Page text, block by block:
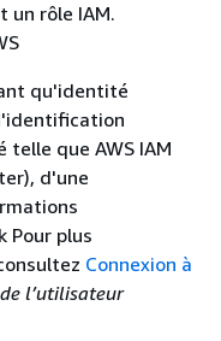
un rôle IAM.
qu'identité
que AWS IAM
d'une
Pour plus
Connexion à
l’utilisateur